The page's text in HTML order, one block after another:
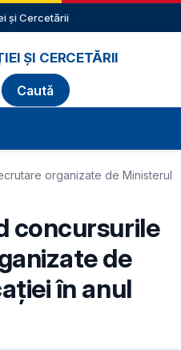
și Cercetării
ȘI CERCETĂRII
organizate de Ministerul
concursurile
de
în anul